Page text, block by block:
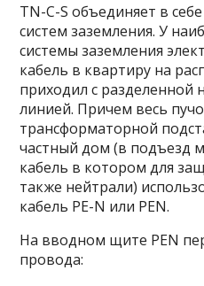
TN-C-S объединяет в
систем заземления. У
системы заземления
кабель в квартиру на
приходил с
линией. Причем весь
трансформаторной
частный дом (в подъезд
кабель в котором для
также нейтрали)
кабель PE-N или PEN.
На вводном щите PEN
провода: